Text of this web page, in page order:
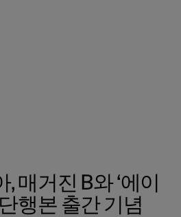
매거진 B와 ‘에이
행본 출간 기념